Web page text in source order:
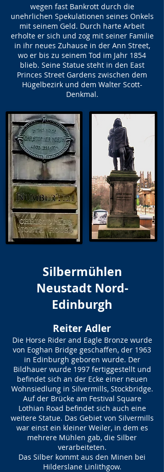
wegen fast Bankrott durch die
unehrlichen Spekulationen seines Onkels
mit seinem Geld. Durch harte Arbeit
erholte er sich und zog mit seiner Familie
in ihr neues Zuhause in der Ann Street,
wo er bis zu seinem Tod im Jahr 1854
blieb. Seine Statue steht in den East
Princes Street Gardens zwischen dem
Hügelbezirk und dem Walter Scott-
Denkmal.
Silbermühlen
Neustadt Nord-
Edinburgh
Reiter Adler
Die Horse Rider and Eagle Bronze wurde
von Eoghan Bridge geschaffen, der 1963
in Edinburgh geboren wurde. Der
Bildhauer wurde 1997 fertiggestellt und
befindet sich an der Ecke einer neuen
Wohnsiedlung in Silvermills, Stockbridge.
Auf der Brücke am Festival Square
Lothian Road befindet sich auch eine
weitere Statue. Das Gebiet von Silvermills
war einst ein kleiner Weiler, in dem es
mehrere Mühlen gab, die Silber
verarbeiteten.
Das Silber kommt aus den Minen bei
Hilderslane Linlithgow.